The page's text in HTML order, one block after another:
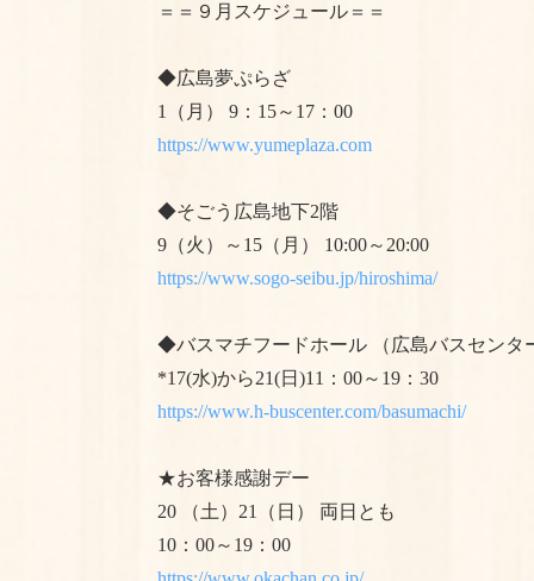
＝＝９月スケジュール＝＝
◆広島夢ぷらざ
1（月） 9：15～17：00
https://www.yumeplaza.com
◆そごう広島地下2階
9（火）～15（月） 10:00～20:00
https://www.sogo-seibu.jp/hiroshima/
◆バスマチフードホール （広島バスセンタ
*17(水)から21(日)11：00～19：30
https://www.h-buscenter.com/basumachi/
★お客様感謝デー
20 （土）21（日） 両日とも
10：00～19：00